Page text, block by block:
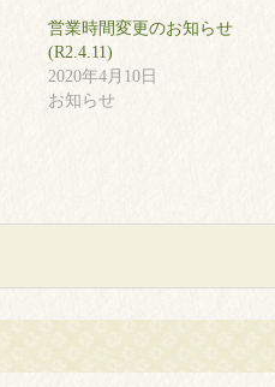
営業時間変更のお知らせ
(R2.4.11)
2020年4月10日
お知らせ